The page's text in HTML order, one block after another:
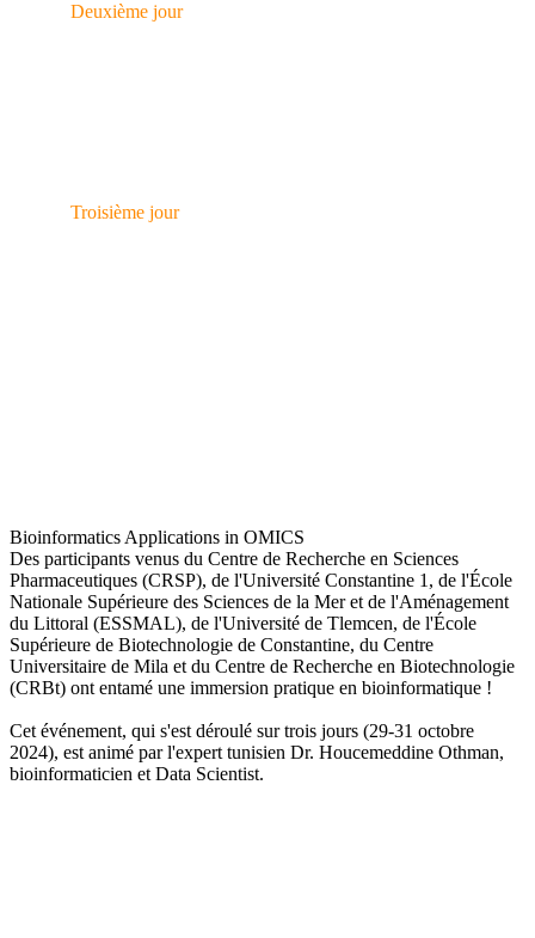
Deuxième jour
Troisième jour
Bioinformatics Applications in OMICS
Des participants venus du Centre de Recherche en Sciences
Pharmaceutiques (CRSP), de l'Université Constantine 1, de l'École
Nationale Supérieure des Sciences de la Mer et de l'Aménagement
du Littoral (ESSMAL), de l'Université de Tlemcen, de l'École
Supérieure de Biotechnologie de Constantine, du Centre
Universitaire de Mila et du Centre de Recherche en Biotechnologie
(CRBt) ont entamé une immersion pratique en bioinformatique !
Cet événement, qui s'est déroulé sur trois jours (29-31 octobre
2024), est animé par l'expert tunisien Dr. Houcemeddine Othman,
bioinformaticien et Data Scientist.